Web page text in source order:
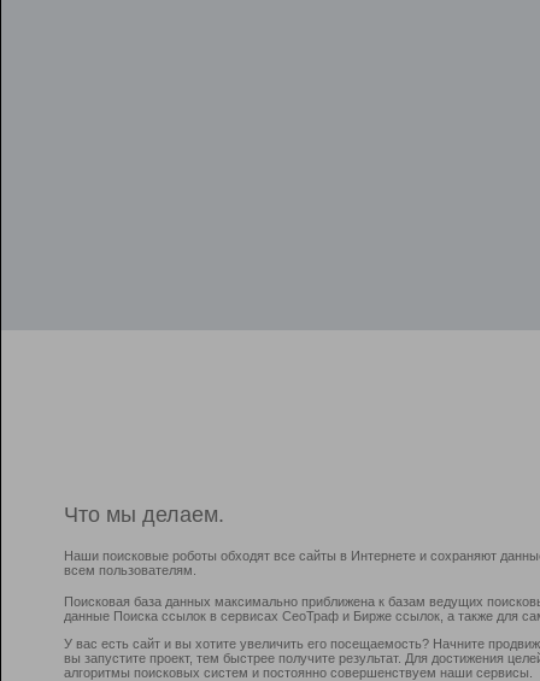
Что мы делаем.
Наши поисковые роботы обходят все сайты в Интернете и сохраняют
всем пользователям.
Поисковая база данных максимально приближена к базам ведущих
данные Поиска ссылок в сервисах СеоТраф и Бирже ссылок, а также для
У вас есть сайт и вы хотите увеличить его посещаемость? Начните
вы запустите проект, тем быстрее получите результат. Для достижения
алгоритмы поисковых систем и постоянно совершенствуем наши сервисы.